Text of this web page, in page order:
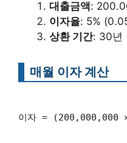
대출금액:
이자율: 5%
상환 기간: 30년
매월 이자 계산
이자 =